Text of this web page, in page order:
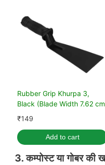
Rubber Grip Khurpa 3,
Black (Blade Width 7.62
₹149
Add to cart
3. कम्पोस्टया गोबर की